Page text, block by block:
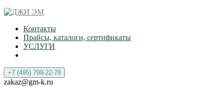
Контакты
Прайсы, каталоги, сертификаты
УСЛУГИ
+7 (495) 799-22-78
zakaz@gm-k.ru